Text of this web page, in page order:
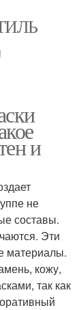
и
не
составы.
Эти
материалы.
кожу,
так как